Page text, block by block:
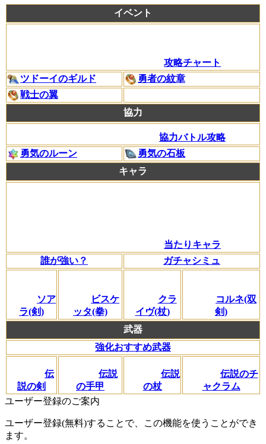
イベント
攻略チャート
ツドーイのギルド
勇者の紋章
戦士の翼
協力
協力バトル攻略
勇気のルーン
勇気の石板
キャラ
当たりキャラ
誰が強い？
ガチャシミュ
ソア
ラ(剣)
ビスケ
ッタ(拳)
クラ
イヴ(杖)
コルネ(双
剣)
武器
強化おすすめ武器
伝
説の剣
伝説
の手甲
伝説
の杖
伝説のチ
ャクラム
ユーザー登録のご案内
ユーザー登録(無料)することで、この機能を使うことができ
ます。